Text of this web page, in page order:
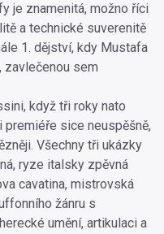
je znamenitá, možno říci
a technické suverenitě
1. dějství, kdy Mustafa
zavlečenou sem
když tři roky nato
sice neuspěšně,
Všechny tři ukázky
ryze italsky zpěvná
cavatina, mistrovská
žánru s
umění, artikulaci a